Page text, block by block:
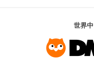
世界